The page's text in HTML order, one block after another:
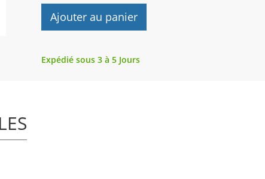
Ajouter au panier
Expédié sous 3 à 5 Jours